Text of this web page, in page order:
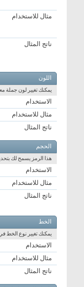
مثال للاستخدام
ناتج المثال
اللون
يمكنك تغيير لون جملة
الاستخدام
مثال للاستخدام
ناتج المثال
الحجم
هذا الرمز يسمح لك
الاستخدام
مثال للاستخدام
ناتج المثال
الخط
يمكنك تغيير نوع الخط
الاستخدام
مثال للاستخدام
ناتج المثال